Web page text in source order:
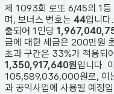
제 1093회 로또 6/45의 1등
며, 보너스 번호는 44입니다
출되어 1인당
금에 대한 세금은 200만원
초과 구간은 33%가 적용되
1,350,917,640원입니다.
105,589,036,000원로, 이
과 공익사업에 사용될 예정입